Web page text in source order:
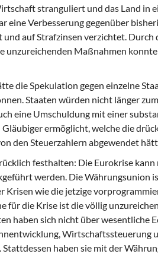
stranguliert und das Land in
eine Verbesserung gegenüber
und auf Strafzinsen verzichtet. Durch
unzureichenden Maßnahmen
die Spekulation gegen einzelne
Staaten würden nicht länger
eine Umschuldung mit einer
ermöglicht, welche die
den Steuerzahlern abgewendet
festhalten: Die Eurokrise
werden. Die Währungsunion
Krisen wie die jetzige
für die Krise ist die völlig
haben sich nicht über wesentliche
Wirtschaftssteuerung
haben sie mit der